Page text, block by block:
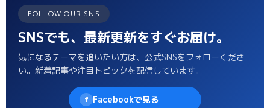
FOLLOW OUR SNS
SNSでも、最新更新をすぐお届け。
気になるテーマを追いたい方は、公式SNSをフォローくださ
い。新着記事や注目トピックを配信しています。
f Facebookで見る